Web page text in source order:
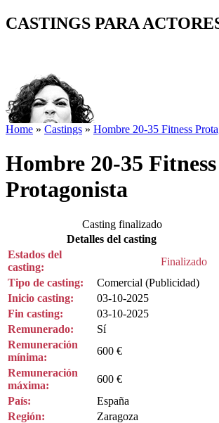
CASTINGS PARA
Home » Castings » Hombre 20-35 Fitness
Hombre 20-35 Fitness
Protagonista
Casting finalizado
Detalles del casting
Estados del
casting:
Finalizado
Tipo de casting:
Comercial (Publicidad)
Inicio casting:
03-10-2025
Fin casting:
03-10-2025
Remunerado:
Sí
Remuneración
mínima:
600 €
Remuneración
máxima:
600 €
País:
España
Región:
Zaragoza